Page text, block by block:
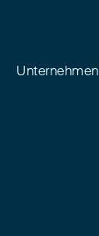
Unternehmen